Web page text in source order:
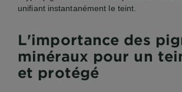
unifiant instantanément le teint.
L'importance des
minéraux pour un
et protégé